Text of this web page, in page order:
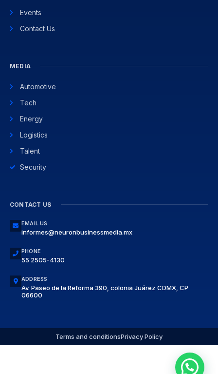
Events
Contact Us
MEDIA
Automotive
Tech
Energy
Logistics
Talent
Security
CONTACT US
EMAIL US
informes@neuronbusinessmedia.mx
PHONE
55 2505-4130
ADDRESS
Av. Paseo de la Reforma 390, colonia Juárez CDMX, CP
06600
Terms and conditionsPrivacy Policy